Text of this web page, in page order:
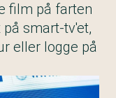
film på farten
smart-tv'et,
eller logge på